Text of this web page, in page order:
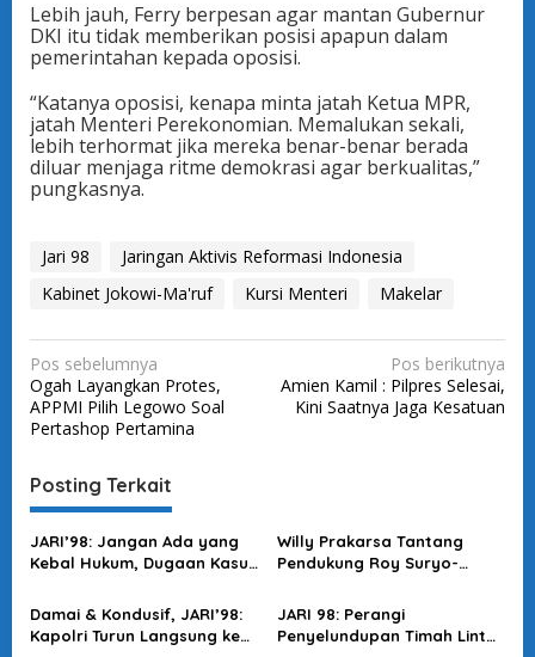
Lebih jauh, Ferry berpesan agar mantan Gubernur
DKI itu tidak memberikan posisi apapun dalam
pemerintahan kepada oposisi.
“Katanya oposisi, kenapa minta jatah Ketua MPR,
jatah Menteri Perekonomian. Memalukan sekali,
lebih terhormat jika mereka benar-benar berada
diluar menjaga ritme demokrasi agar berkualitas,”
pungkasnya.
Jari 98
Jaringan Aktivis Reformasi Indonesia
Kabinet Jokowi-Ma'ruf
Kursi Menteri Makelar
N
a
v
g
a
s
p
Pos sebelumnya
Ogah Layangkan Protes,
APPMI Pilih Legowo Soal
Pertashop Pertamina
Pos berikutnya
Amien Kamil : Pilpres Selesai,
Kini Saatnya Jaga Kesatuan
Posting Terkait
JARI’98: Jangan Ada yang
Kebal Hukum, Dugaan Kasus
Tuntas
Willy Prakarsa Tantang
Pendukung Roy Suryo-
di Meja Hijau?
Damai & Kondusif, JARI’98:
Kapolri Turun Langsung ke
JARI 98: Perangi
Penyelundupan Timah Lintas